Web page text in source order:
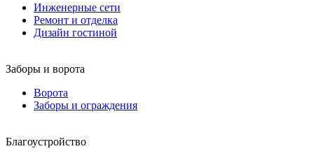
Инженерные сети
Ремонт и отделка
Дизайн гостиной
Заборы и ворота
Ворота
Заборы и ограждения
Благоустройство